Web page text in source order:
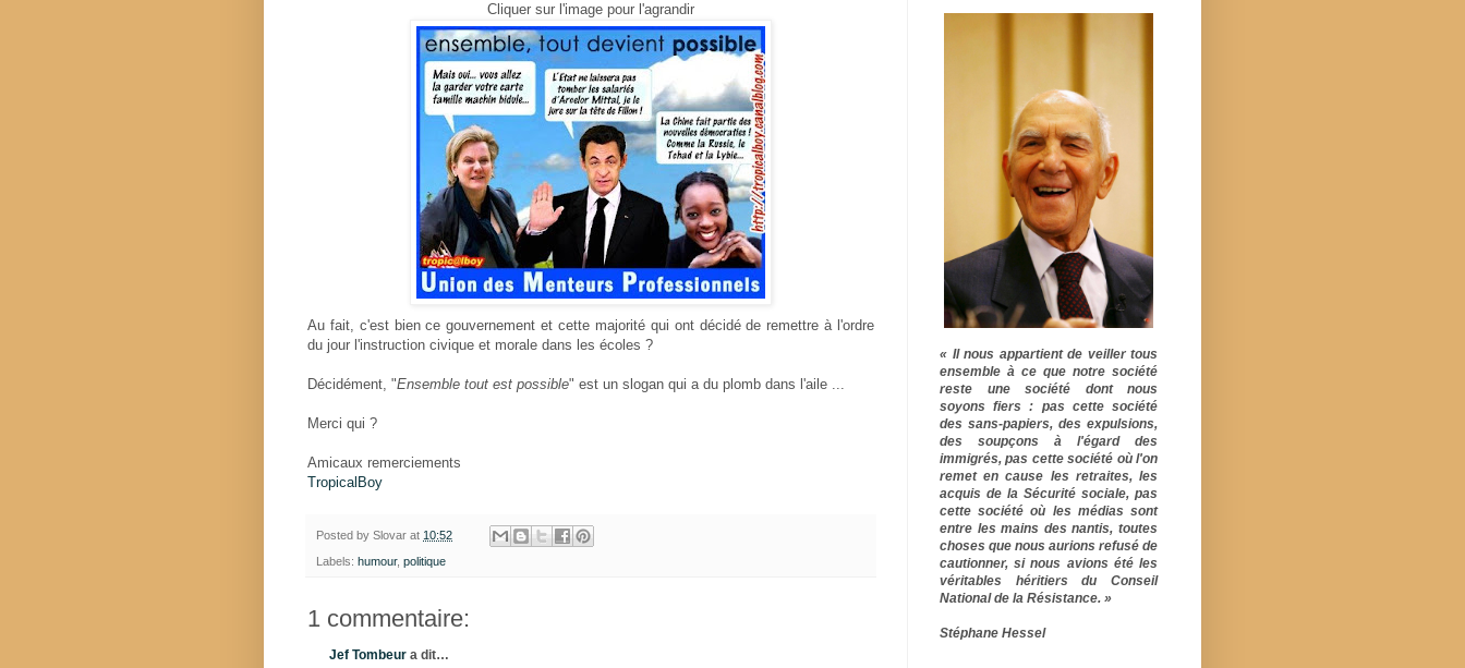
Cliquer sur l'image pour l'agrandir
Au fait, c'est bien ce gouvernement et cette majorité qui ont décidé de remettre à l'ordre
du jour l'instruction civique et morale dans les écoles ?
Décidément, "Ensemble tout est possible" est un slogan qui a du plomb dans l'aile ...
Merci qui ?
Amicaux remerciements
TropicalBoy
Posted by Slovar at 10:52
Labels: humour, politique
1 commentaire:
Jef Tombeur a dit…
« Il nous appartient de veiller tous
ensemble à ce que notre société
reste une société dont nous
soyons fiers : pas cette société
des sans-papiers, des expulsions,
des soupçons à l'égard des
immigrés, pas cette société où l'on
remet en cause les retraites, les
acquis de la Sécurité sociale, pas
cette société où les médias sont
entre les mains des nantis, toutes
choses que nous aurions refusé de
cautionner, si nous avions été les
véritables héritiers du Conseil
National de la Résistance. »
Stéphane Hessel